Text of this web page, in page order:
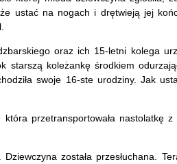
ustać na nogach i drętwieją jej
oraz ich 15-letni kolega
starszą koleżankę środkiem
swoje 16-ste urodziny. Jak
przetransportowała nastolatkę z
została przesłuchana.